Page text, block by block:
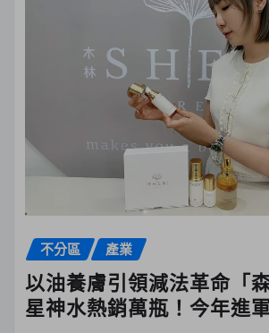
不分區 產業
以油養膚引領減法革命「
星神水熱銷萬瓶！今年進